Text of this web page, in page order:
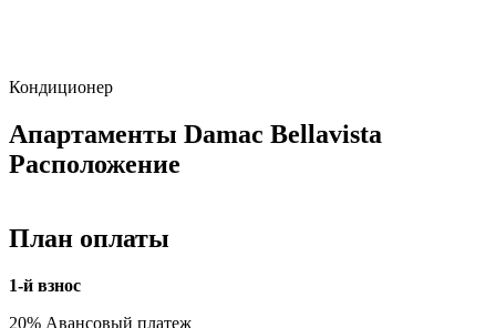
Кондиционер
Апартаменты Damac Bellavista
Расположение
План оплаты
1-й взнос
20% Авансовый платеж